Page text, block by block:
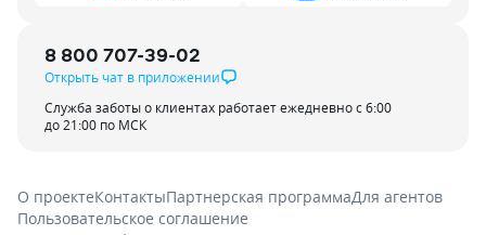
8 800 707-39-02
Открыть чат в приложении
Служба заботы о клиентах работает ежедневно с 6:00
до 21:00 по МСК
О проектеКонтактыПартнерская программаДля агентов
Пользовательское соглашение